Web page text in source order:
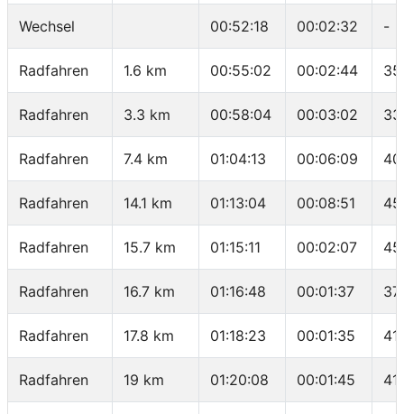
Wechsel 00:52:18 00:02:32 -
Radfahren 1.6 km 00:55:02 00:02:44
Radfahren 3.3 km 00:58:04 00:03:02
Radfahren 7.4 km 01:04:13 00:06:09
Radfahren 14.1 km 01:13:04 00:08:51
Radfahren 15.7 km 01:15:11 00:02:07
Radfahren 16.7 km 01:16:48 00:01:37
Radfahren 17.8 km 01:18:23 00:01:35
Radfahren 19 km 01:20:08 00:01:45